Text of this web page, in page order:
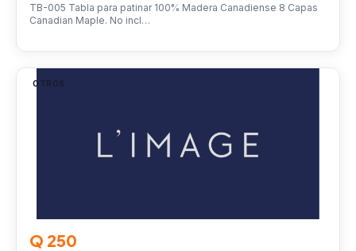
TB-005 Tabla para patinar 100% Madera Canadiense 8 Capas
Canadian Maple. No incl…
OTROS
Q 250